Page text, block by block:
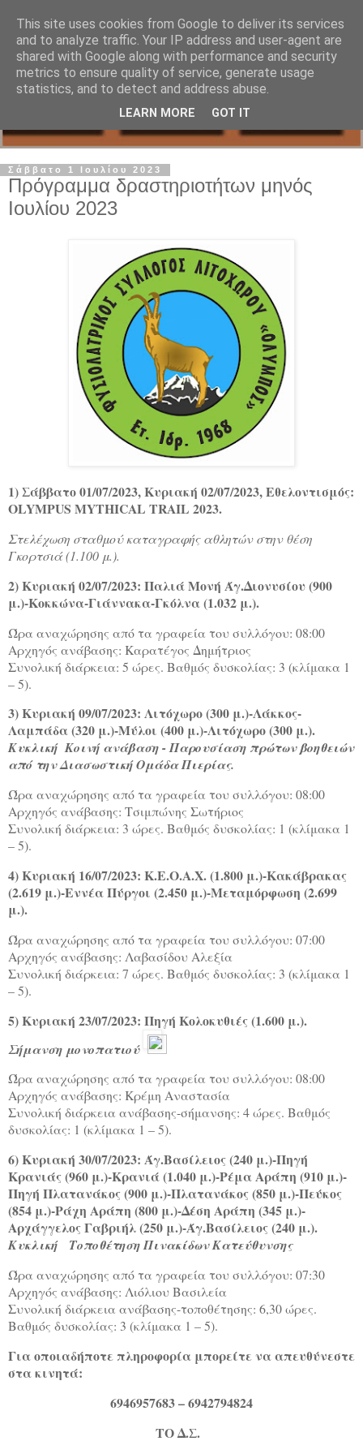
Σάββατο 1 Ιουλίου 2023
Πρόγραμμα δραστηριοτήτων μηνός
Ιουλίου 2023
1) Σάββατο 01/07/2023, Κυριακή 02/07/2023, Εθελοντισμός:
OLYMPUS MYTHICAL TRAIL 2023.
Στελέχωση σταθμού καταγραφής αθλητών στην θέση
Γκορτσιά (1.100 μ.).
2) Κυριακή 02/07/2023: Παλιά Μονή Άγ.Διονυσίου (900
μ.)-Κοκκώνα-Γιάννακα-Γκόλνα (1.032 μ.).
Ώρα αναχώρησης από τα γραφεία του συλλόγου: 08:00
Αρχηγός ανάβασης: Καρατέγος Δημήτριος
Συνολική διάρκεια: 5 ώρες. Βαθμός δυσκολίας: 3 (κλίμακα 1
– 5).
3) Κυριακή 09/07/2023: Λιτόχωρο (300 μ.)-Λάκκος-
Λαμπάδα (320 μ.)-Μύλοι (400 μ.)-Λιτόχωρο (300 μ.).
Κυκλική Κοινή ανάβαση - Παρουσίαση πρώτων βοηθειών
από την Διασωστική Ομάδα Πιερίας.
Ώρα αναχώρησης από τα γραφεία του συλλόγου: 08:00
Αρχηγός ανάβασης: Τσιμπώνης Σωτήριος
Συνολική διάρκεια: 3 ώρες. Βαθμός δυσκολίας: 1 (κλίμακα 1
– 5).
4) Κυριακή 16/07/2023: Κ.Ε.Ο.Α.Χ. (1.800 μ.)-Κακάβρακας
(2.619 μ.)-Εννέα Πύργοι (2.450 μ.)-Μεταμόρφωση (2.699
μ.).
Ώρα αναχώρησης από τα γραφεία του συλλόγου: 07:00
Αρχηγός ανάβασης: Λαβασίδου Αλεξία
Συνολική διάρκεια: 7 ώρες. Βαθμός δυσκολίας: 3 (κλίμακα 1
– 5).
5) Κυριακή 23/07/2023: Πηγή Κολοκυθιές (1.600 μ.).
Σήμανση μονοπατιού
Ώρα αναχώρησης από τα γραφεία του συλλόγου: 08:00
Αρχηγός ανάβασης: Κρέμη Αναστασία
Συνολική διάρκεια ανάβασης-σήμανσης: 4 ώρες. Βαθμός
δυσκολίας: 1 (κλίμακα 1 – 5).
6) Κυριακή 30/07/2023: Άγ.Βασίλειος (240 μ.)-Πηγή
Κρανιάς (960 μ.)-Κρανιά (1.040 μ.)-Ρέμα Αράπη (910 μ.)-
Πηγή Πλατανάκος (900 μ.)-Πλατανάκος (850 μ.)-Πεύκος
(854 μ.)-Ράχη Αράπη (800 μ.)-Δέση Αράπη (345 μ.)-
Αρχάγγελος Γαβριήλ (250 μ.)-Άγ.Βασίλειος (240 μ.).
Κυκλική Τοποθέτηση Πινακίδων Κατεύθυνσης
Ώρα αναχώρησης από τα γραφεία του συλλόγου: 07:30
Αρχηγός ανάβασης: Λιόλιου Βασιλεία
Συνολική διάρκεια ανάβασης-τοποθέτησης: 6,30 ώρες.
Βαθμός δυσκολίας: 3 (κλίμακα 1 – 5).
Για οποιαδήποτε πληροφορία μπορείτε να απευθύνεστε
στα κινητά:
6946957683 – 6942794824
ΤΟ Δ.Σ.
This site uses cookies from Google to deliver its services
and to analyze traffic. Your IP address and user-agent are
shared with Google along with performance and security
metrics to ensure quality of service, generate usage
statistics, and to detect and address abuse.
LEARN MORE GOT IT